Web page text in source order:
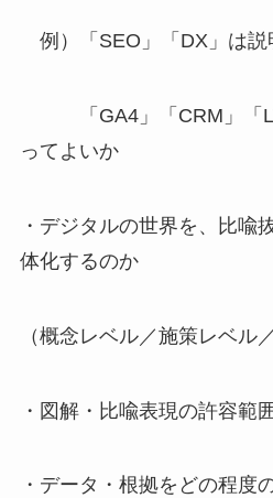
例）「SEO」「DX」は説
「GA4」「CRM」「
ってよいか
・デジタルの世界を、比喩
体化するのか
（概念レベル／施策レベル
・図解・比喩表現の許容範囲
・データ・根拠をどの程度